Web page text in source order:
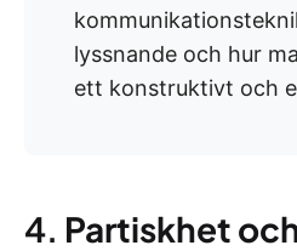
lyssnande och hur
ett konstruktivt och
4. Partiskhet